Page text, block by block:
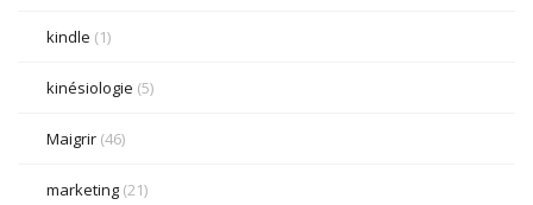
kindle (1)
kinésiologie (5)
Maigrir (46)
marketing (21)